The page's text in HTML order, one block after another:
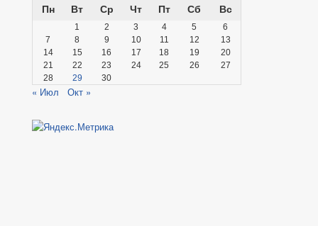
Пн
Вт Ср Чт Пт Сб Вс
1 2 3 4 5
6
7
8 9 10 11 12
13
14
15 16 17 18 19
20
21
22 23 24 25 26
27
28
29 30
« Июл Окт »